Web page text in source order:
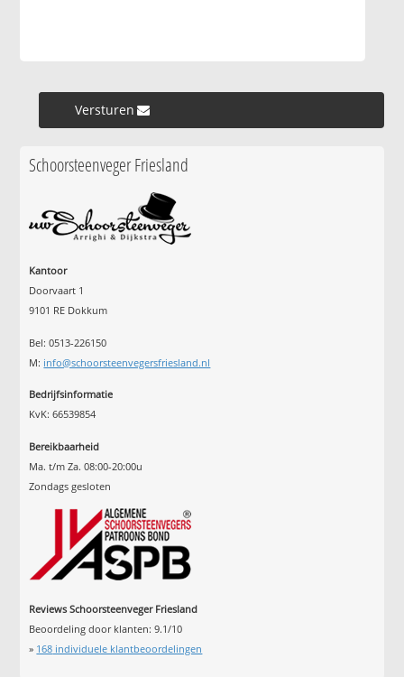
Versturen »
Schoorsteenveger Friesland
Kantoor
Doorvaart 1
9101 RE Dokkum
Bel: 0513-226150
M: info@schoorsteenvegersfriesland.nl
Bedrijfsinformatie
KvK: 66539854
Bereikbaarheid
Ma. t/m Za. 08:00-20:00u
Zondags gesloten
Reviews Schoorsteenveger Friesland
Beoordeling door klanten:9.1/10
» 168 individuele klantbeoordelingen